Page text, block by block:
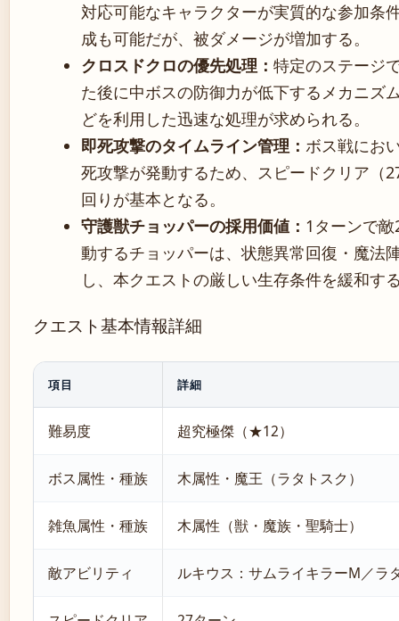
対応可能なキャラクターが実質的な参加条
成も可能だが、被ダメージが増加する。
クロスドクロの優先処理： 特定のステージ
た後に中ボスの防御力が低下するメカニズ
どを利用した迅速な処理が求められる。
即死攻撃のタイムライン管理： ボス戦にお
死攻撃が発動するため、スピードクリア（
回りが基本となる。
守護獣チョッパーの採用価値： 1ターンで
動するチョッパーは、状態異常回復・魔法
し、本クエストの厳しい生存条件を緩和す
クエスト基本情報詳細
項目 詳細
難易度 超究極傑（★12）
ボス属性・種族 木属性・魔王（ラタトスク）
雑魚属性・種族 木属性（獣・魔族・聖騎士）
敵アビリティ ルキウス：サムライキラーM／ラ